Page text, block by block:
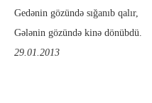
Gedənin gözündə sığanıb qalır,
Gələnin gözündə kinə dönübdü.
29.01.2013